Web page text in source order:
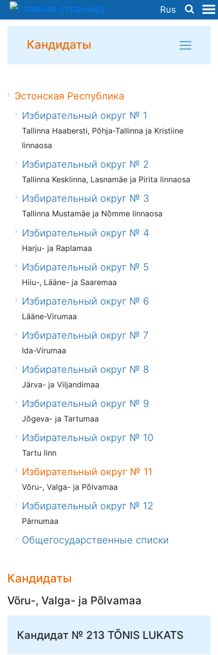
Rus
Кандидаты
Эстонская Республика
Избирательный округ № 1
Tallinna Haabersti, Põhja-Tallinna ja Kristiine
linnaosa
Избирательный округ № 2
Tallinna Kesklinna, Lasnamäe ja Pirita linnaosa
Избирательный округ № 3
Tallinna Mustamäe ja Nõmme linnaosa
Избирательный округ № 4
Harju- ja Raplamaa
Избирательный округ № 5
Hiiu-, Lääne- ja Saaremaa
Избирательный округ № 6
Lääne-Virumaa
Избирательный округ № 7
Ida-Virumaa
Избирательный округ № 8
Järva- ja Viljandimaa
Избирательный округ № 9
Jõgeva- ja Tartumaa
Избирательный округ № 10
Tartu linn
Избирательный округ № 11
Võru-, Valga- ja Põlvamaa
Избирательный округ № 12
Pärnumaa
Общегосударственные списки
Кандидаты
Võru-, Valga- ja Põlvamaa
Кандидат № 213 TÕNIS LUKATS